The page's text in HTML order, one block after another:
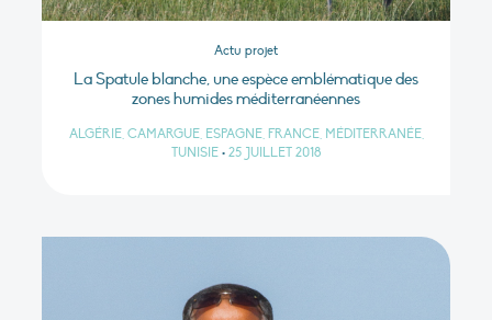
Actu projet
La Spatule blanche, une espèce emblématique des
zones humides méditerranéennes
ALGÉRIE, CAMARGUE, ESPAGNE, FRANCE, MÉDITERRANÉE,
TUNISIE • 25 JUILLET 2018